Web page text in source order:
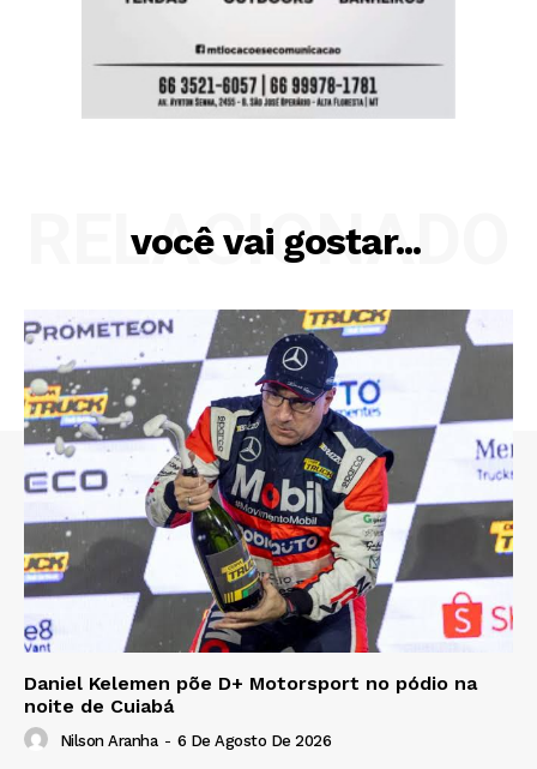
você vai gostar...
RELACIONADO
Daniel Kelemen põe D+ Motorsport no pódio na
noite de Cuiabá
Nilson Aranha - 6 De Agosto De 2026